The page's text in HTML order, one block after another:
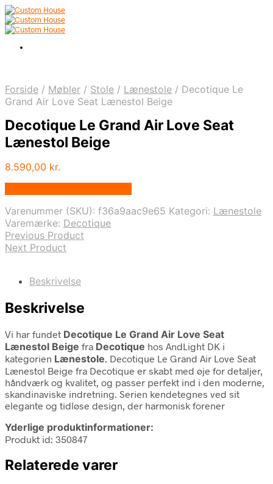
Forside / Møbler / Stole / Lænestole / Decotique Le
Grand Air Love Seat Lænestol Beige
Decotique Le Grand Air Love Seat
Lænestol Beige
8.590,00 kr.
Varenummer (SKU): f36a9aac9e65 Kategori: Lænestole
Varemærke: Decotique
Previous Product
Next Product
Beskrivelse
Beskrivelse
Vi har fundet Decotique Le Grand Air Love Seat
Lænestol Beige fra Decotique hos AndLight DK i
kategorien Lænestole. Decotique Le Grand Air Love Seat
Lænestol Beige fra Decotique er skabt med øje for detaljer,
håndværk og kvalitet, og passer perfekt ind i den moderne,
skandinaviske indretning. Serien kendetegnes ved sit
elegante og tidløse design, der harmonisk forener
Yderlige produktinformationer:
Produkt id: 350847
Relaterede varer